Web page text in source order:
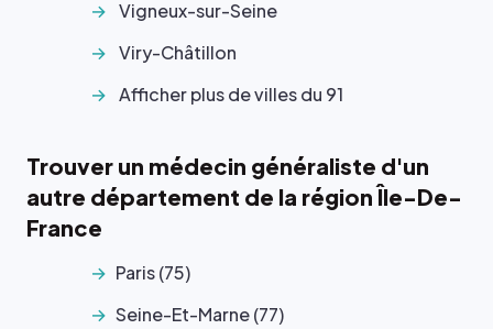
Vigneux-sur-Seine
Viry-Châtillon
Afficher plus de villes du 91
Trouver un médecin généraliste d'un
autre département de la région Île-De-
France
Paris (75)
Seine-Et-Marne (77)